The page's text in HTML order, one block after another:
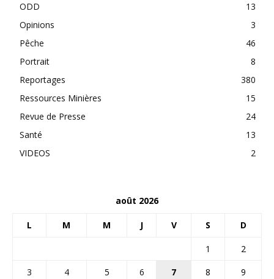
ODD
13
Opinions
3
Pêche
46
Portrait
8
Reportages
380
Ressources Minières
15
Revue de Presse
24
Santé
13
VIDEOS
2
août 2026
L M M J V S D
1
2
3
4 5 6 7 8
9